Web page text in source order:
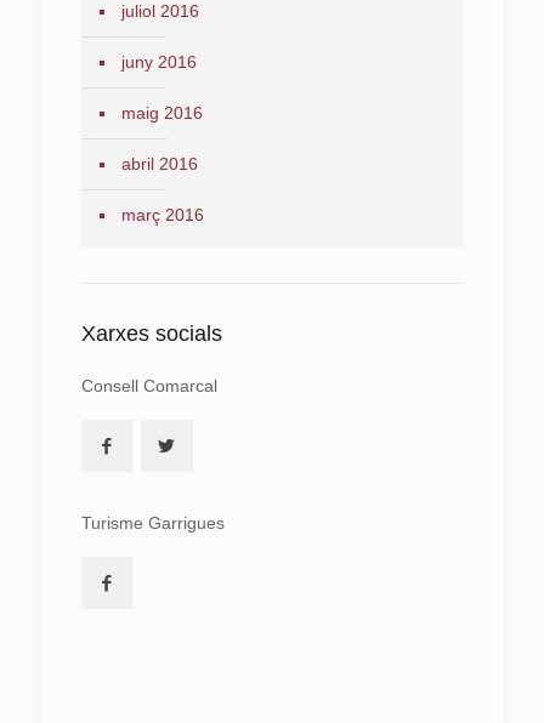
juliol 2016
juny 2016
maig 2016
abril 2016
març 2016
Xarxes socials
Consell Comarcal
Turisme Garrigues